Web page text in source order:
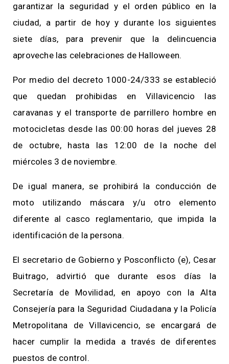
garantizar la seguridad y el orden público en la
ciudad, a partir de hoy y durante los siguientes
siete días, para prevenir que la delincuencia
aproveche las celebraciones de Halloween.
Por medio del decreto 1000-24/333 se estableció
que quedan prohibidas en Villavicencio las
caravanas y el transporte de parrillero hombre en
motocicletas desde las 00:00 horas del jueves 28
de octubre, hasta las 12:00 de la noche del
miércoles 3 de noviembre.
De igual manera, se prohibirá la conducción de
moto utilizando máscara y/u otro elemento
diferente al casco reglamentario, que impida la
identificación de la persona.
El secretario de Gobierno y Posconflicto (e), Cesar
Buitrago, advirtió que durante esos días la
Secretaría de Movilidad, en apoyo con la Alta
Consejería para la Seguridad Ciudadana y la Policía
Metropolitana de Villavicencio, se encargará de
hacer cumplir la medida a través de diferentes
puestos de control.